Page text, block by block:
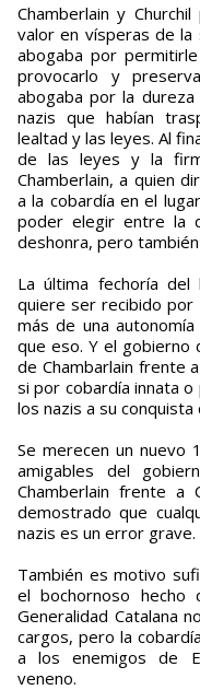
Chamberlain y
valor en vísperas de la
abogaba por
provocarlo y
abogaba por la
nazis que habían
lealtad y las leyes. Al
de las leyes y la
Chamberlain, a quien
a la cobardía en el
poder elegir entre la
deshonra, pero
La última fechoría
quiere ser recibido por
más de una
que eso. Y el gobierno
de Chambarlain frente
si por cobardía innata
los nazis a su conquista
Se merecen un nuevo
amigables del
Chamberlain frente a
demostrado que
nazis es un error grave.
También es motivo
el bochornoso
Generalidad Catalana
cargos, pero la
a los enemigos de
veneno.